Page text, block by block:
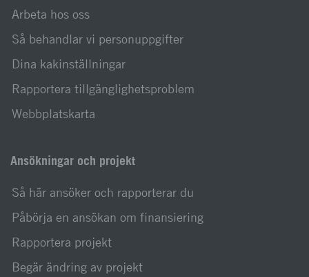
Arbeta hos oss
Så behandlar vi personuppgifter
Dina kakinställningar
Rapportera tillgänglighetsproblem
Webbplatskarta
Ansökningar och projekt
Så här ansöker och rapporterar du
Påbörja en ansökan om finansiering
Rapportera projekt
Begär ändring av projekt